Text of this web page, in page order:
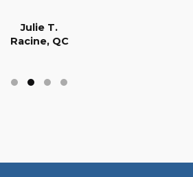
Julie T.
Racine, QC